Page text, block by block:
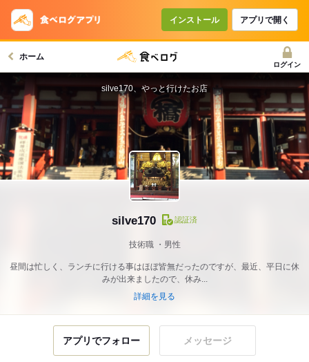
インストール アプリで開く
ホーム
ログイン
silve170 認証済
技術職 男性
昼間は忙しく、ランチに行ける事はほぼ皆無だったのですが、最近、平日に休
みが出来ましたので、休み...
詳細を見る
silve170、やっと行けたお店
アプリでフォロー メッセージ